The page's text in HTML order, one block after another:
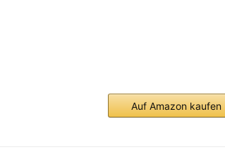
Auf Amazon kaufen